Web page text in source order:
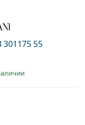
301175 55